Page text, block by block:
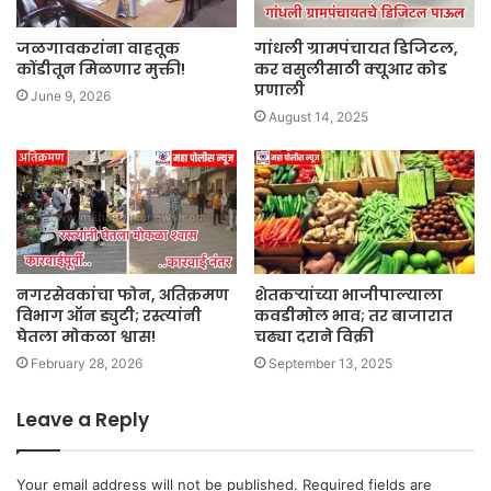
जळगावकरांना वाहतूक
कोंडीतून मिळणार मुक्ती!
June 9, 2026
गांधली ग्रामपंचायत डिजिटल,
कर वसुलीसाठी क्यूआर कोड
प्रणाली
August 14, 2025
नगरसेवकांचा फोन, अतिक्रमण
विभाग ऑन ड्युटी; रस्त्यांनी
घेतला मोकळा श्वास!
February 28, 2026
शेतकऱ्यांच्या भाजीपाल्याला
कवडीमोल भाव; तर बाजारात
चढ्या दराने विक्री
September 13, 2025
Leave a Reply
Your email address will not be published. Required fields are